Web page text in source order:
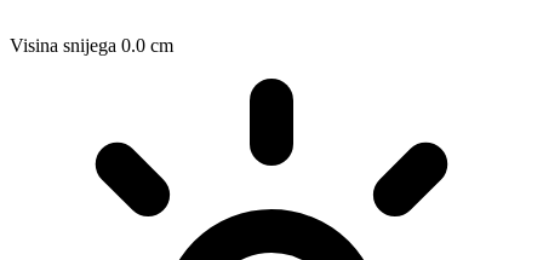
Visina snijega 0.0 cm